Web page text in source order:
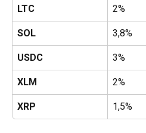
LTC 2%
SOL 3,8%
USDC 3%
XLM 2%
XRP 1,5%